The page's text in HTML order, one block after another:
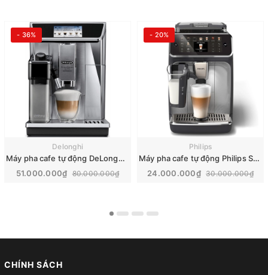
- 36%
Delonghi
Máy pha cafe tự động DeLonghi PrimaDonna Elite Experience | ECAM 656.85.MS
51.000.000₫ 80.000.000₫
- 20%
Philips
Máy pha cafe tự động Philips Series 5500
24.000.000₫ 30.000.000₫
CHÍNH SÁCH